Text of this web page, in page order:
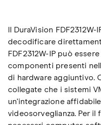
Il DuraVision
decodificare
FDF2312W-IP può
componenti presenti
di hardware aggiuntivo.
collegate che i sistemi
un'integrazione
videosorveglianza. Per il